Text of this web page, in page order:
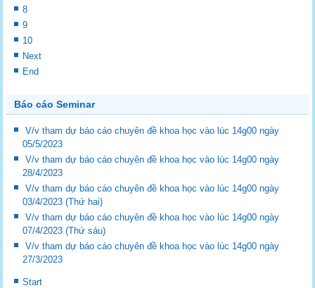
8
9
10
Next
End
Báo cáo Seminar
V/v tham dự báo cáo chuyên đề khoa học vào lúc 14g00 ngày
05/5/2023
V/v tham dự báo cáo chuyên đề khoa học vào lúc 14g00 ngày
28/4/2023
V/v tham dự báo cáo chuyên đề khoa học vào lúc 14g00 ngày
03/4/2023 (Thứ hai)
V/v tham dự báo cáo chuyên đề khoa học vào lúc 14g00 ngày
07/4/2023 (Thứ sáu)
V/v tham dự báo cáo chuyên đề khoa học vào lúc 14g00 ngày
27/3/2023
Start